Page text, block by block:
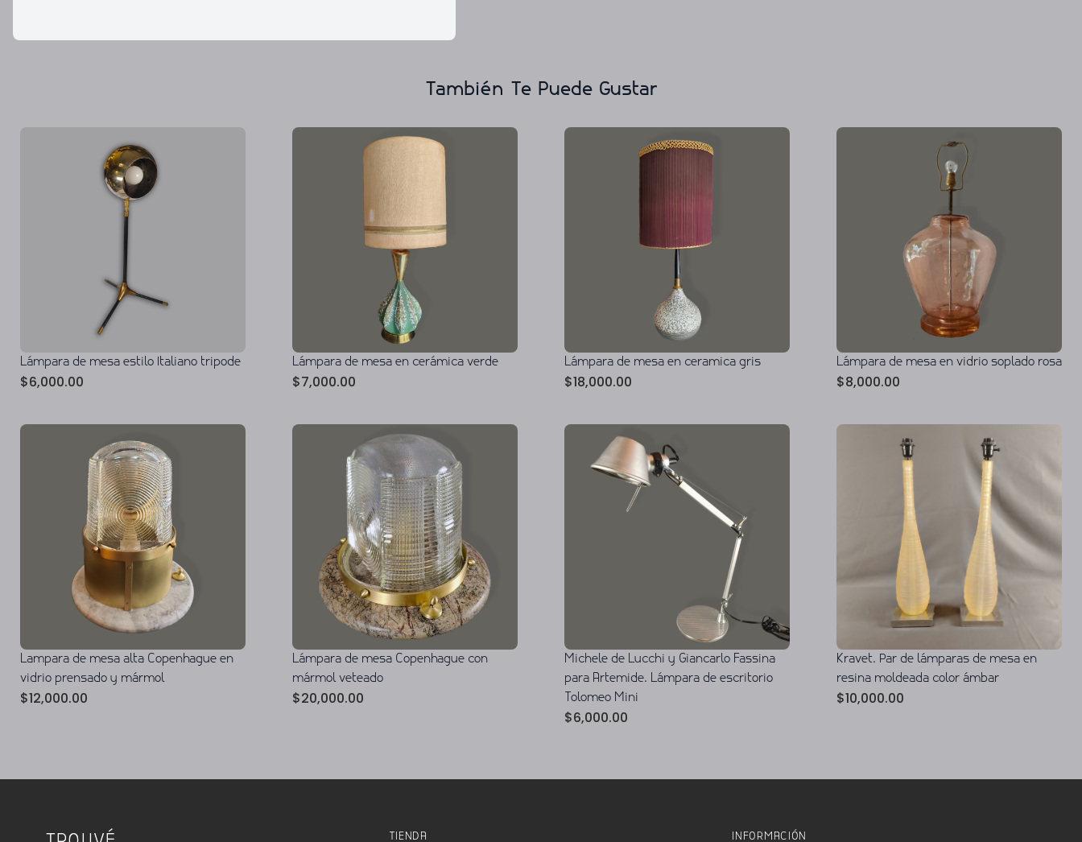
También Te Puede Gustar
Lámpara de mesa estilo Italiano tripode
$6,000.00
Lámpara de mesa en cerámica verde
$7,000.00
Lámpara de mesa en ceramica gris
$18,000.00
Lámpara de mesa en vidrio soplado rosa
$8,000.00
Lampara de mesa alta Copenhague en
vidrio prensado y mármol
$12,000.00
Lámpara de mesa Copenhague con
mármol veteado
$20,000.00
Michele de Lucchi y Giancarlo Fassina
para Artemide. Lámpara de escritorio
Tolomeo Mini
$6,000.00
Kravet. Par de lámparas de mesa en
resina moldeada color ámbar
$10,000.00
TIENDA INFORMACIÓN